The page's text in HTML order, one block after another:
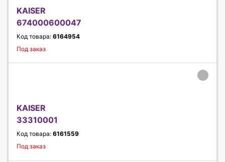
KAISER
674000600047
Код товара: 6164954
Под заказ
KAISER
33310001
Код товара: 6161559
Под заказ